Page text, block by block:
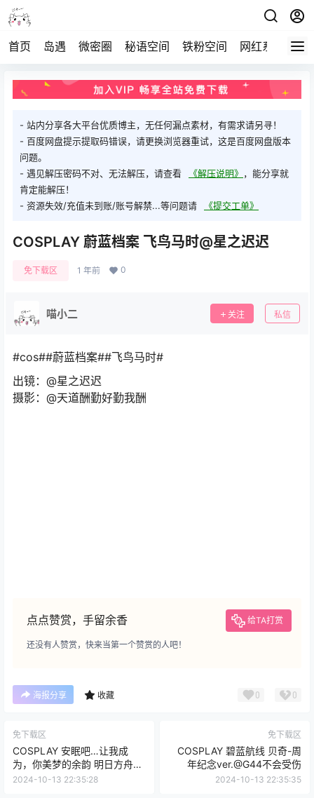
首页 岛遇 微密圈 秘语空间 铁粉空间 网红系列 打
- 站内分享各大平台优质博主，无任何漏点素材，有需求请另寻！
- 百度网盘提示提取码错误，请更换浏览器重试，这是百度网盘版本
问题。
- 遇见解压密码不对、无法解压，请查看
《解压说明》 ，能分享就
肯定能解压！
- 资源失效/充值未到账/账号解禁...等问题请
《提交工单》
COSPLAY 蔚蓝档案 飞鸟马时@星之迟迟
免下载区 1 年前 0
喵小二 关注 私信
#cos##蔚蓝档案##飞鸟马时#
出镜：@星之迟迟
摄影：@天道酬勤好勤我酬
点点赞赏，手留余香 给TA打赏
还没有人赞赏，快来当第一个赞赏的人吧！
海报分享 收藏 0 0
免下载区
COSPLAY 安眠吧…让我成
为，你美梦的余韵 明日方舟浊
心斯卡蒂 @-二佐Nisa-
2024-10-13 22:35:28
免下载区
COSPLAY 碧蓝航线 贝奇-周
年纪念ver.@G44不会受伤
2024-10-13 22:35:35